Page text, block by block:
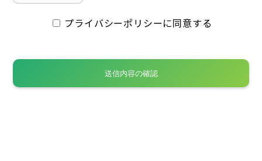
プライバシーポリシーに同意する